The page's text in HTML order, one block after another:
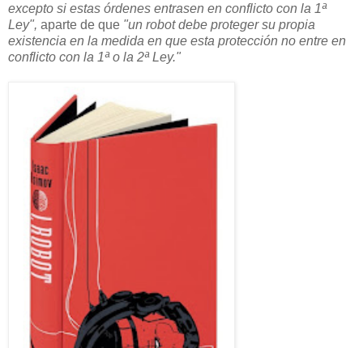
excepto si estas órdenes entrasen en conflicto con la 1ª
Ley", aparte de que "un robot debe proteger su propia
existencia en la medida en que esta protección no entre en
conflicto con la 1ª o la 2ª Ley."